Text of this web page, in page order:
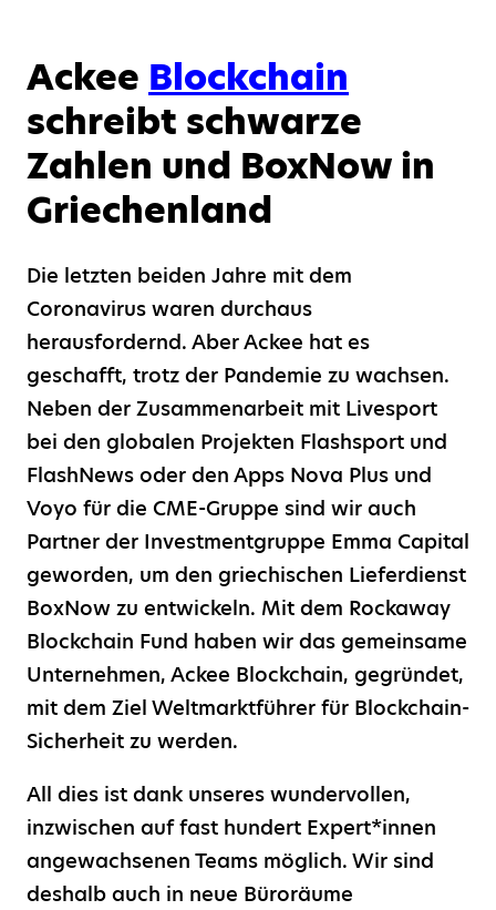
Ackee Blockchain
schreibt schwarze
Zahlen und BoxNow in
Griechenland
Die letzten beiden Jahre mit dem
Coronavirus waren durchaus
herausfordernd. Aber Ackee hat es
geschafft, trotz der Pandemie zu wachsen.
Neben der Zusammenarbeit mit Livesport
bei den globalen Projekten Flashsport und
FlashNews oder den Apps Nova Plus und
Voyo für die CME-Gruppe sind wir auch
Partner der Investmentgruppe Emma Capital
geworden, um den griechischen Lieferdienst
BoxNow zu entwickeln. Mit dem Rockaway
Blockchain Fund haben wir das gemeinsame
Unternehmen, Ackee Blockchain, gegründet,
mit dem Ziel Weltmarktführer für Blockchain-
Sicherheit zu werden.
All dies ist dank unseres wundervollen,
inzwischen auf fast hundert Expert*innen
angewachsenen Teams möglich. Wir sind
deshalb auch in neue Büroräume